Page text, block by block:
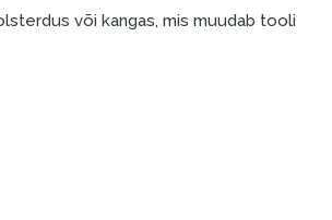
või kangas, mis muudab tooli